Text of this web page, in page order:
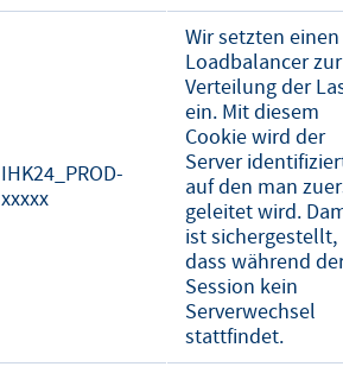
IHK24_PROD-
xxxxx
Wir setzten einen
Loadbalancer zur
Verteilung der
ein. Mit diesem
Cookie wird der
Server
auf den man
geleitet wird.
ist sichergestellt,
dass während
Session kein
Serverwechsel
stattfindet.